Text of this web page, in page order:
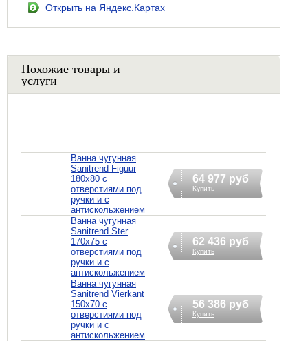
Открыть на Яндекс.Картах
Похожие товары и
услуги
Ванна чугунная
Sanitrend Figuur
180х80 с
отверстиями под
ручки и с
антискольжением
64 977 руб
Купить
Ванна чугунная
Sanitrend Ster
170х75 с
отверстиями под
ручки и с
антискольжением
62 436 руб
Купить
Ванна чугунная
Sanitrend Vierkant
150х70 с
отверстиями под
ручки и с
антискольжением
56 386 руб
Купить